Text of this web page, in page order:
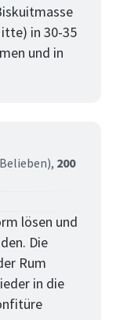
in 30-35
und in
200
lösen und
Die
Rum
in die